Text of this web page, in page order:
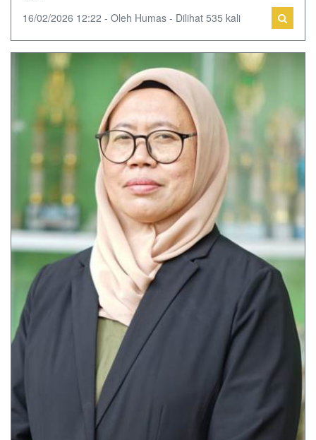
16/02/2026 12:22 - Oleh Humas - Dilihat 535 kali